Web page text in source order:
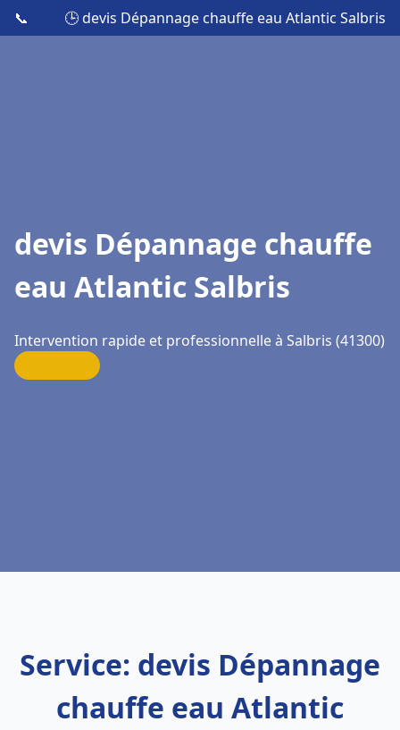
📞 🕒 devis Dépannage chauffe eau Atlantic Salbris
devis Dépannage chauffe
eau Atlantic Salbris
Intervention rapide et professionnelle à Salbris (41300)
Service: devis Dépannage
chauffe eau Atlantic